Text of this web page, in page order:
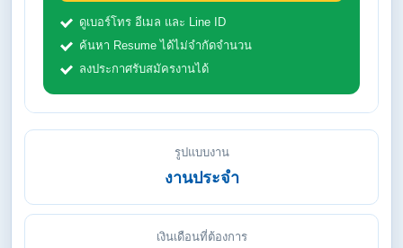
ดูเบอร์โทร อีเมล และ Line ID
ค้นหา Resume ได้ไม่จำกัดจำนวน
ลงประกาศรับสมัครงานได้
รูปแบบงาน
งานประจำ
เงินเดือนที่ต้องการ